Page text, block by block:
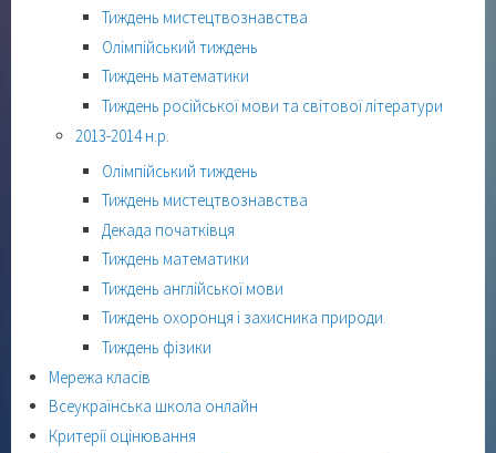
Тиждень мистецтвознавства
Олімпійський тиждень
Тиждень математики
Тиждень російської мови та світової літератури
2013-2014 н.р.
Олімпійський тиждень
Тиждень мистецтвознавства
Декада початківця
Тиждень математики
Тиждень англійської мови
Тиждень охоронця і захисника природи.
Тиждень фізики
Мережа класів
Всеукраїнська школа онлайн
Критерії оцінювання